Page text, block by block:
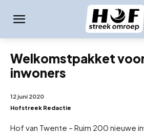
Welkomstpakket
inwoners
12 juni 2020
Hofstreek Redactie
Hof van Twente – Ruim 200 nieuwe